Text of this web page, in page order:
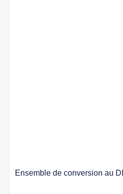
Ensemble de conversion au